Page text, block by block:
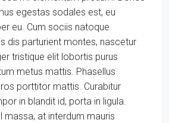
egestas sodales est, eu
eu. Cum sociis natoque
dis parturient montes, nascetur
tristique elit lobortis purus
metus mattis. Phasellus
porttitor mattis. Curabitur
in blandit id, porta in ligula.
massa, at interdum mauris